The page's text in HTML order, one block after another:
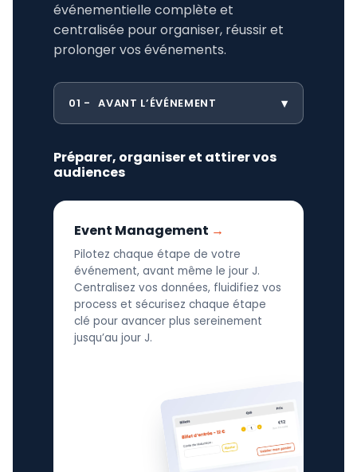
événementielle complète et
centralisée pour organiser, réussir et
prolonger vos événements.
01 AVANT L’ÉVÉNEMENT
Préparer, organiser et attirer vos
audiences
Event Management
Pilotez chaque étape de votre
événement, avant même le jour J.
Centralisez vos données, fluidifiez vos
process et sécurisez chaque étape
clé pour avancer plus sereinement
jusqu’au jour J.